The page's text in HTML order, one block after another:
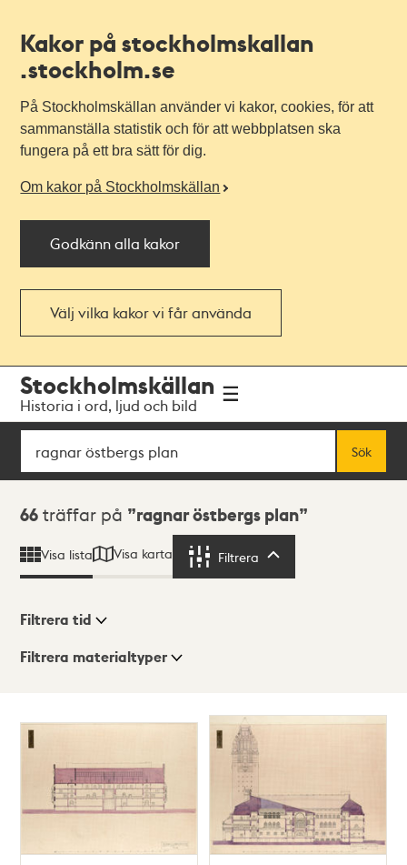
Kakor på stockholmskallan
.stockholm.se
På Stockholmskällan använder vi kakor, cookies, för att
sammanställa statistik och för att webbplatsen ska
fungera på ett bra sätt för dig.
Om kakor på Stockholmskällan
Godkänn alla kakor
Välj vilka kakor vi får använda
navigationen
huvudinnehållet
Stockholmskällan
Historia i ord, ljud och bild
Sök
Sök
Sökresultat
66 träffar på ragnar östbergs plan
Visa lista Visa karta Filtrera
Visningsläge
Filtrera tid
Filtrera materialtyper
träffar